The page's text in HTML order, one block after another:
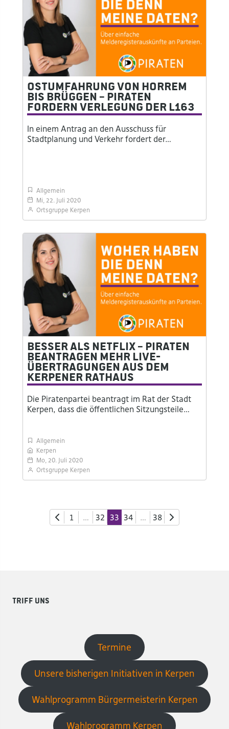
Ostumfahrung von Horrem
bis Brüggen – Piraten
fordern Verlegung der L163
In einem Antrag an den Ausschuss für
Stadtplanung und Verkehr fordert der…
Allgemein
Mi, 22. Juli 2020
Ortsgruppe Kerpen
Besser als Netflix – Piraten
beantragen mehr Live-
Übertragungen aus dem
Kerpener Rathaus
Die Piratenpartei beantragt im Rat der Stadt
Kerpen, dass die öffentlichen Sitzungsteile…
Allgemein
Kerpen
Mo, 20. Juli 2020
Ortsgruppe Kerpen
1 … 32 33 34 … 38
Triff uns
Termine
Unsere bisherigen Initiativen in Kerpen
Wahlprogramm Bürgermeisterin Kerpen
Wahlprogramm Kerpen